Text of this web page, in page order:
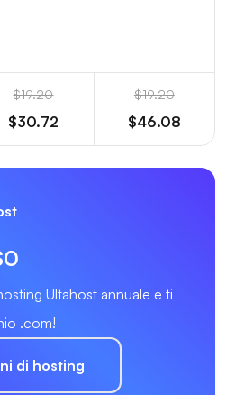
$19.20
$30.72
$19.20
$46.08
Ultahost annuale e ti
.com!
di hosting